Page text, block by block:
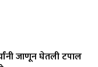
जाणून घेतली टपाल